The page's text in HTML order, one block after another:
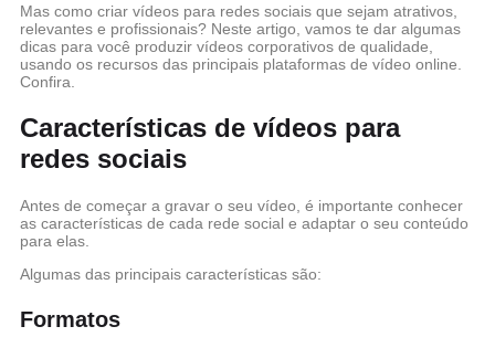
Mas como criar vídeos para redes sociais que sejam atrativos,
relevantes e profissionais? Neste artigo, vamos te dar algumas
dicas para você produzir vídeos corporativos de qualidade,
usando os recursos das principais plataformas de vídeo online.
Confira.
Características de vídeos para
redes sociais
Antes de começar a gravar o seu vídeo, é importante conhecer
as características de cada rede social e adaptar o seu conteúdo
para elas.
Algumas das principais características são:
Formatos